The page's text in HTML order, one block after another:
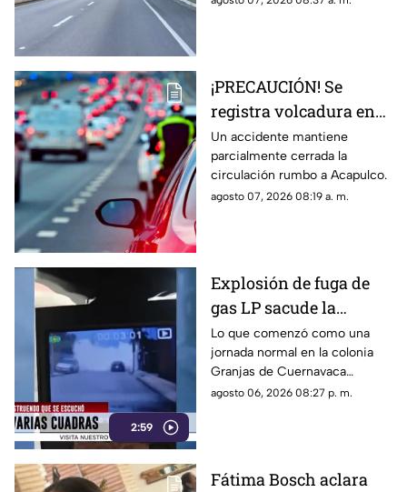
¡PRECAUCIÓN! Se
registra volcadura en
la autopista
Cuernavaca-Acapulco
Un accidente mantiene
parcialmente cerrada la
circulación rumbo a Acapulco.
agosto 07, 2026 08:19 a. m.
2:59
Explosión de fuga de
gas LP sacude la
colonia Las Granjas
Lo que comenzó como una
jornada normal en la colonia
Granjas de Cuernavaca
terminó en una movilización
agosto 06, 2026 08:27 p. m.
Fátima Bosch aclara